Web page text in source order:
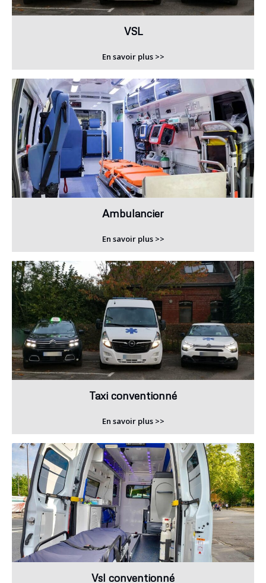
VSL
En savoir plus >>
Ambulancier
En savoir plus >>
Taxi conventionné
En savoir plus >>
Vsl conventionné